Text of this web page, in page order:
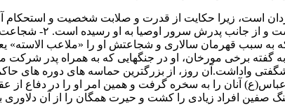
است، زیرا حکایت از قدرت و صلابت شخصیت و استحکام
است: ۱- شجاعت
سبب قهرمان سالاری و شجاعتش او را «ملاعب الاسته»
گفته برخی مورخان، او در جنگهایی که به همراه پدر
واداشت.آن روز، از بزرگترین حماسه های دوره های
آنان را به سخره گرفت و همین امر او را در دفاع از
جنگ صفین افراد زیادی را کشت و حیرت همگان را از آن دلاوری